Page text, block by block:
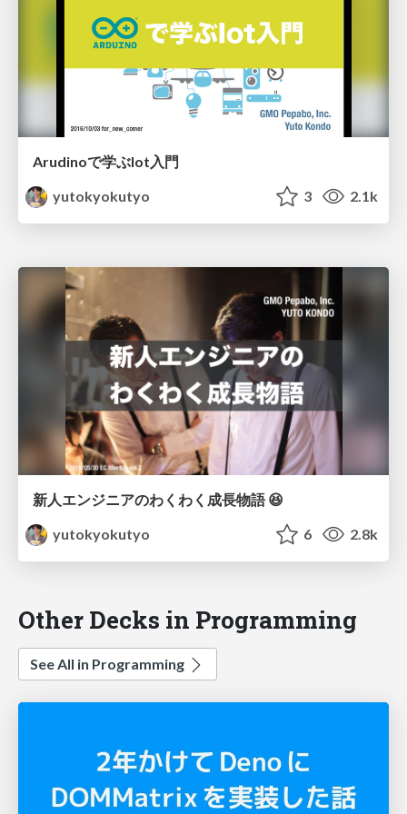
Arudinoで学ぶIot入門
yutokyokutyo
3 2.1k
新人エンジニアのわくわく成長物語 😆
yutokyokutyo
6 2.8k
Other Decks in Programming
See All in Programming